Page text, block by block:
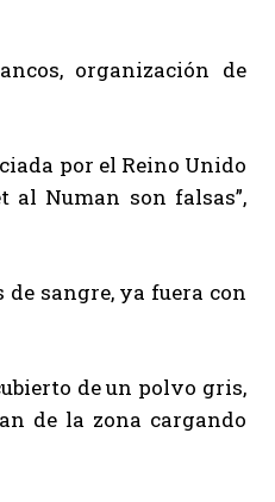
organización de
por el Reino Unido
al Numan son falsas”,
sangre, ya fuera con
de un polvo gris,
de la zona cargando